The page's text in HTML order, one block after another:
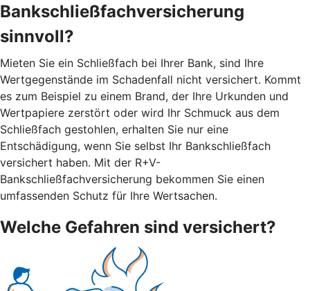
Bankschließfachversicherung
sinnvoll?
Mieten Sie ein Schließfach bei Ihrer Bank, sind Ihre
Wertgegenstände im Schadenfall nicht versichert. Kommt
es zum Beispiel zu einem Brand, der Ihre Urkunden und
Wertpapiere zerstört oder wird Ihr Schmuck aus dem
Schließfach gestohlen, erhalten Sie nur eine
Entschädigung, wenn Sie selbst Ihr Bankschließfach
versichert haben. Mit der R+V-
Bankschließfachversicherung bekommen Sie einen
umfassenden Schutz für Ihre Wertsachen.
Welche Gefahren sind versichert?